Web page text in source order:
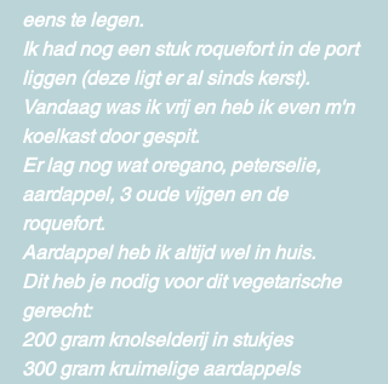
eens te legen.
Ik had nog een stuk roquefort in de port
liggen (deze ligt er al sinds kerst).
Vandaag was ik vrij en heb ik even m'n
koelkast door gespit.
Er lag nog wat oregano, peterselie,
aardappel, 3 oude vijgen en de
roquefort.
Aardappel heb ik altijd wel in huis.
Dit heb je nodig voor dit vegetarische
gerecht:
200 gram knolselderij in stukjes
300 gram kruimelige aardappels